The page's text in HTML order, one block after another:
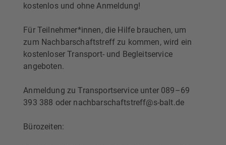
kostenlos und ohne Anmeldung!
Für Teilnehmer*innen, die Hilfe brauchen, um
zum Nachbarschaftstreff zu kommen, wird ein
kostenloser Transport- und Begleitservice
angeboten.
Anmeldung zu Transportservice unter 089–69
393 388 oder nachbarschaftstreff@s-balt.de
Bürozeiten: